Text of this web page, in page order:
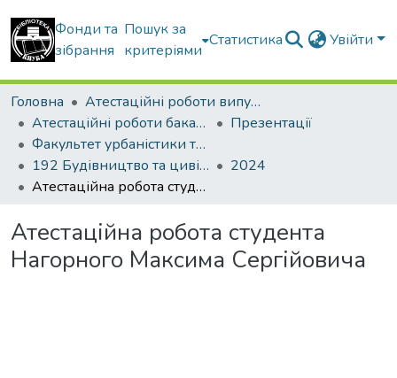
Фонди та
зібрання
Пошук за
критеріями
Статистика Увійти
Головна
Атестаційні роботи випускників
Атестаційні роботи бакалаврів
Презентації
Факультет урбаністики та просторового планування
192 Будівництво та цивільна інженерія. Міське будівництво та господарство
2024
Атестаційна робота студента Нагорного Максима Сергійовича
Атестаційна робота студента
Нагорного Максима Сергійовича